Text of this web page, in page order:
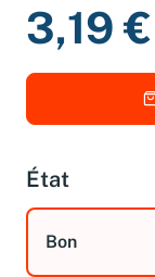
3,19 €
État
Bon